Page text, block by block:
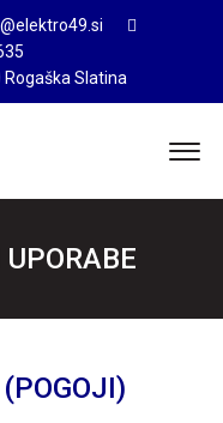
Rogaška Slatina